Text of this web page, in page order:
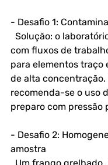
- Desafio 1:
com fluxos de
para elementos traço
de alta concentração.
recomenda-se o uso
preparo com pressão
- Desafio 2:
amostra